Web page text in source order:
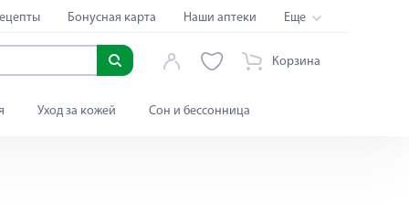
Бонусная карта Наши аптеки Еще
Корзина
Уход за кожей Сон и бессонница